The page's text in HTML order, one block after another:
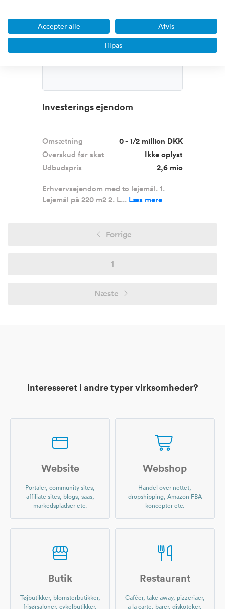
Ejendom
Investerings ejendom
Omsætning
0 - 1/2 million DKK
Overskud før skat
Ikke oplyst
Udbudspris
2,6 mio
Erhvervsejendom med to lejemål. 1.
Lejemål på 220 m2 2. L... Læs mere
Forrige
1
Næste
Interesseret i andre typer virksomheder?
Website
Portaler, community sites,
affiliate sites, blogs, saas,
markedspladser etc.
Webshop
Handel over nettet,
dropshipping, Amazon FBA
koncepter etc.
Butik
Tøjbutikker, blomsterbutikker,
frisørsaloner, cykelbutikker,
Restaurant
Caféer, take away, pizzeriaer,
a la carte, barer, diskoteker,
Accepter alle Afvis
Tilpas